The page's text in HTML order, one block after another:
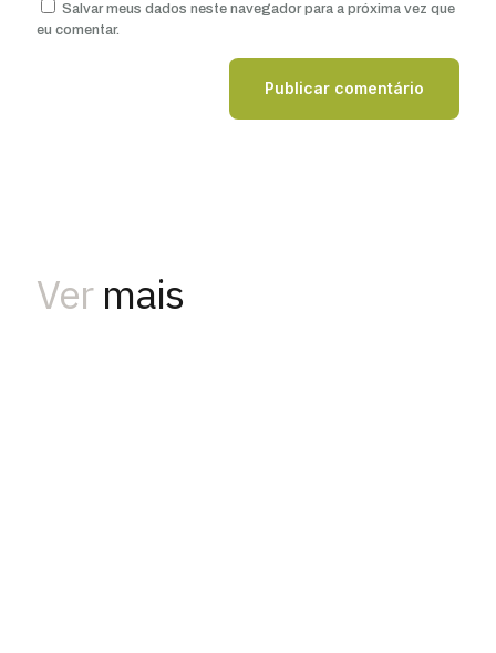
Salvar meus dados neste navegador para a próxima vez que
eu comentar.
Ver mais